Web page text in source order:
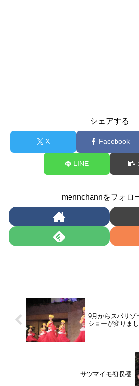
シェアする
X Facebook
LINE
mennchannをフォロ
9月からスパリゾ
ショーが変りま
サツマイモ初収穫